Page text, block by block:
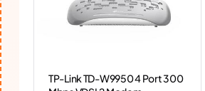
TP-Link TD-W9950 4 Port 300